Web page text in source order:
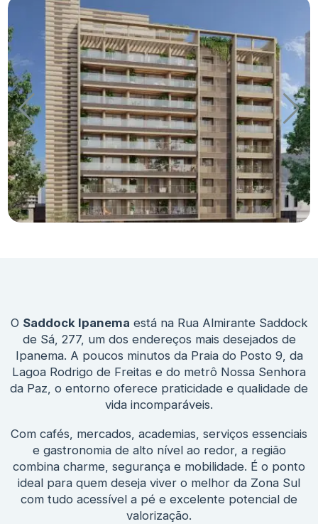
O Saddock Ipanema está na Rua Almirante Saddock
de Sá, 277, um dos endereços mais desejados de
Ipanema. A poucos minutos da Praia do Posto 9, da
Lagoa Rodrigo de Freitas e do metrô Nossa Senhora
da Paz, o entorno oferece praticidade e qualidade de
vida incomparáveis.
Com cafés, mercados, academias, serviços essenciais
e gastronomia de alto nível ao redor, a região
combina charme, segurança e mobilidade. É o ponto
ideal para quem deseja viver o melhor da Zona Sul
com tudo acessível a pé e excelente potencial de
valorização.